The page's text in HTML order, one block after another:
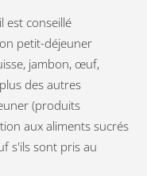
est conseillé
petit-déjeuner
jambon, œuf,
des autres
(produits
aux aliments sucrés
s'ils sont pris au